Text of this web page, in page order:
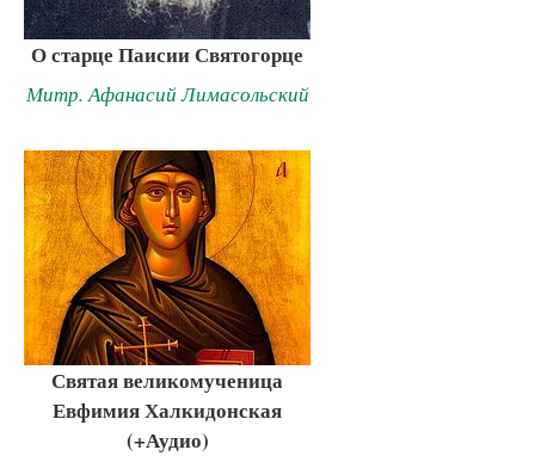
О старце Паисии Святогорце
Митр. Афанасий Лимасольский
Святая великомученица
Евфимия Халкидонская
(+Аудио)